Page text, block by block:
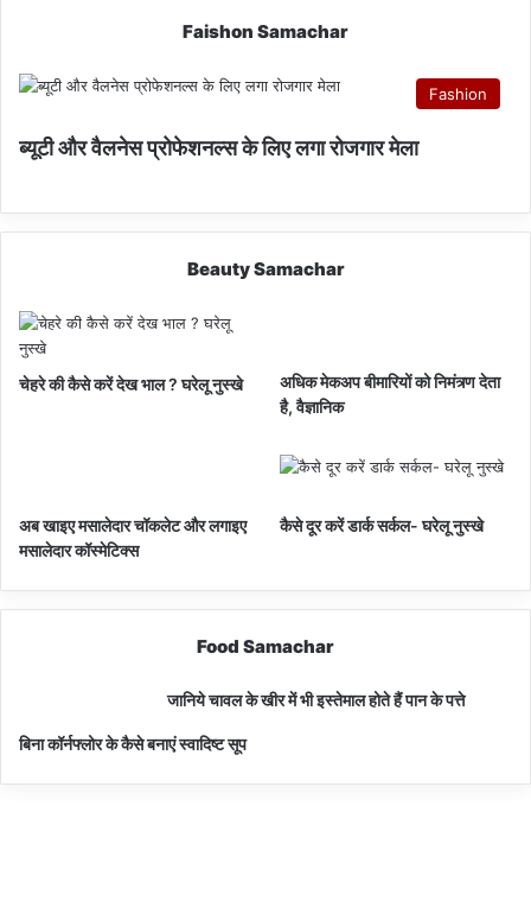
Faishon Samachar
Fashion
ब्यूटी और वैलनेस प्रोफेशनल्स के लिए लगा रोजगार मेला
Beauty Samachar
चेहरे की कैसे करें देख भाल ? घरेलू नुस्खे
अधिक मेकअप बीमारियों को निमंत्र्ण देता
है, वैज्ञानिक
अब खाइए मसालेदार चॉकलेट और लगाइए
मसालेदार कॉस्‍मेटिक्‍स
कैसे दूर करें डार्क सर्कल- घरेलू नुस्खे
Food Samachar
जानिये चावल के खीर में भी इस्तेमाल होते हैं पान के पत्ते
बिना कॉर्नफ्लोर के कैसे बनाएं स्वादिष्ट सूप